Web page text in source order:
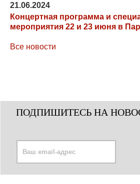
21.06.2024
Концертная программа и
мероприятия 22 и 23 июня в
Все новости
ПОДПИШИТЕСЬ НА